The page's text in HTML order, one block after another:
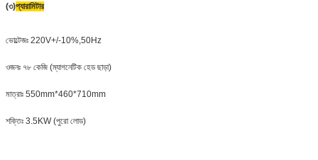
(৩)প্যারামিটার
ভোল্টেজঃ 220V+/-10%,50Hz
ওজনঃ ৭৮ কেজি (ম্যাগনেটিক হেড ছাড়া)
মাত্রাঃ 550mm*460*710mm
শক্তিঃ 3.5KW (পুরো লোড)